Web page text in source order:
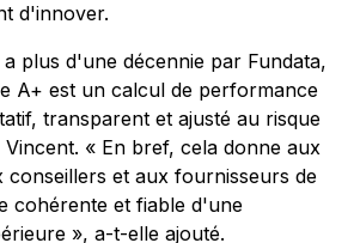
d'innover.
plus d'une décennie par Fundata,
A+ est un calcul de performance
transparent et ajusté au risque
« En bref, cela donne aux
conseillers et aux fournisseurs de
cohérente et fiable d'une
», a-t-elle ajouté.